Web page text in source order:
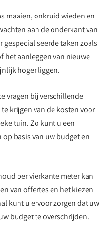
maaien, onkruid wieden en
aan de onderkant van
gespecialiseerde taken zoals
het aanleggen van nieuwe
hoger liggen.
vragen bij verschillende
krijgen van de kosten voor
tuin. Zo kunt u een
basis van uw budget en
per vierkante meter kan
van offertes en het kiezen
kunt u ervoor zorgen dat uw
budget te overschrijden.